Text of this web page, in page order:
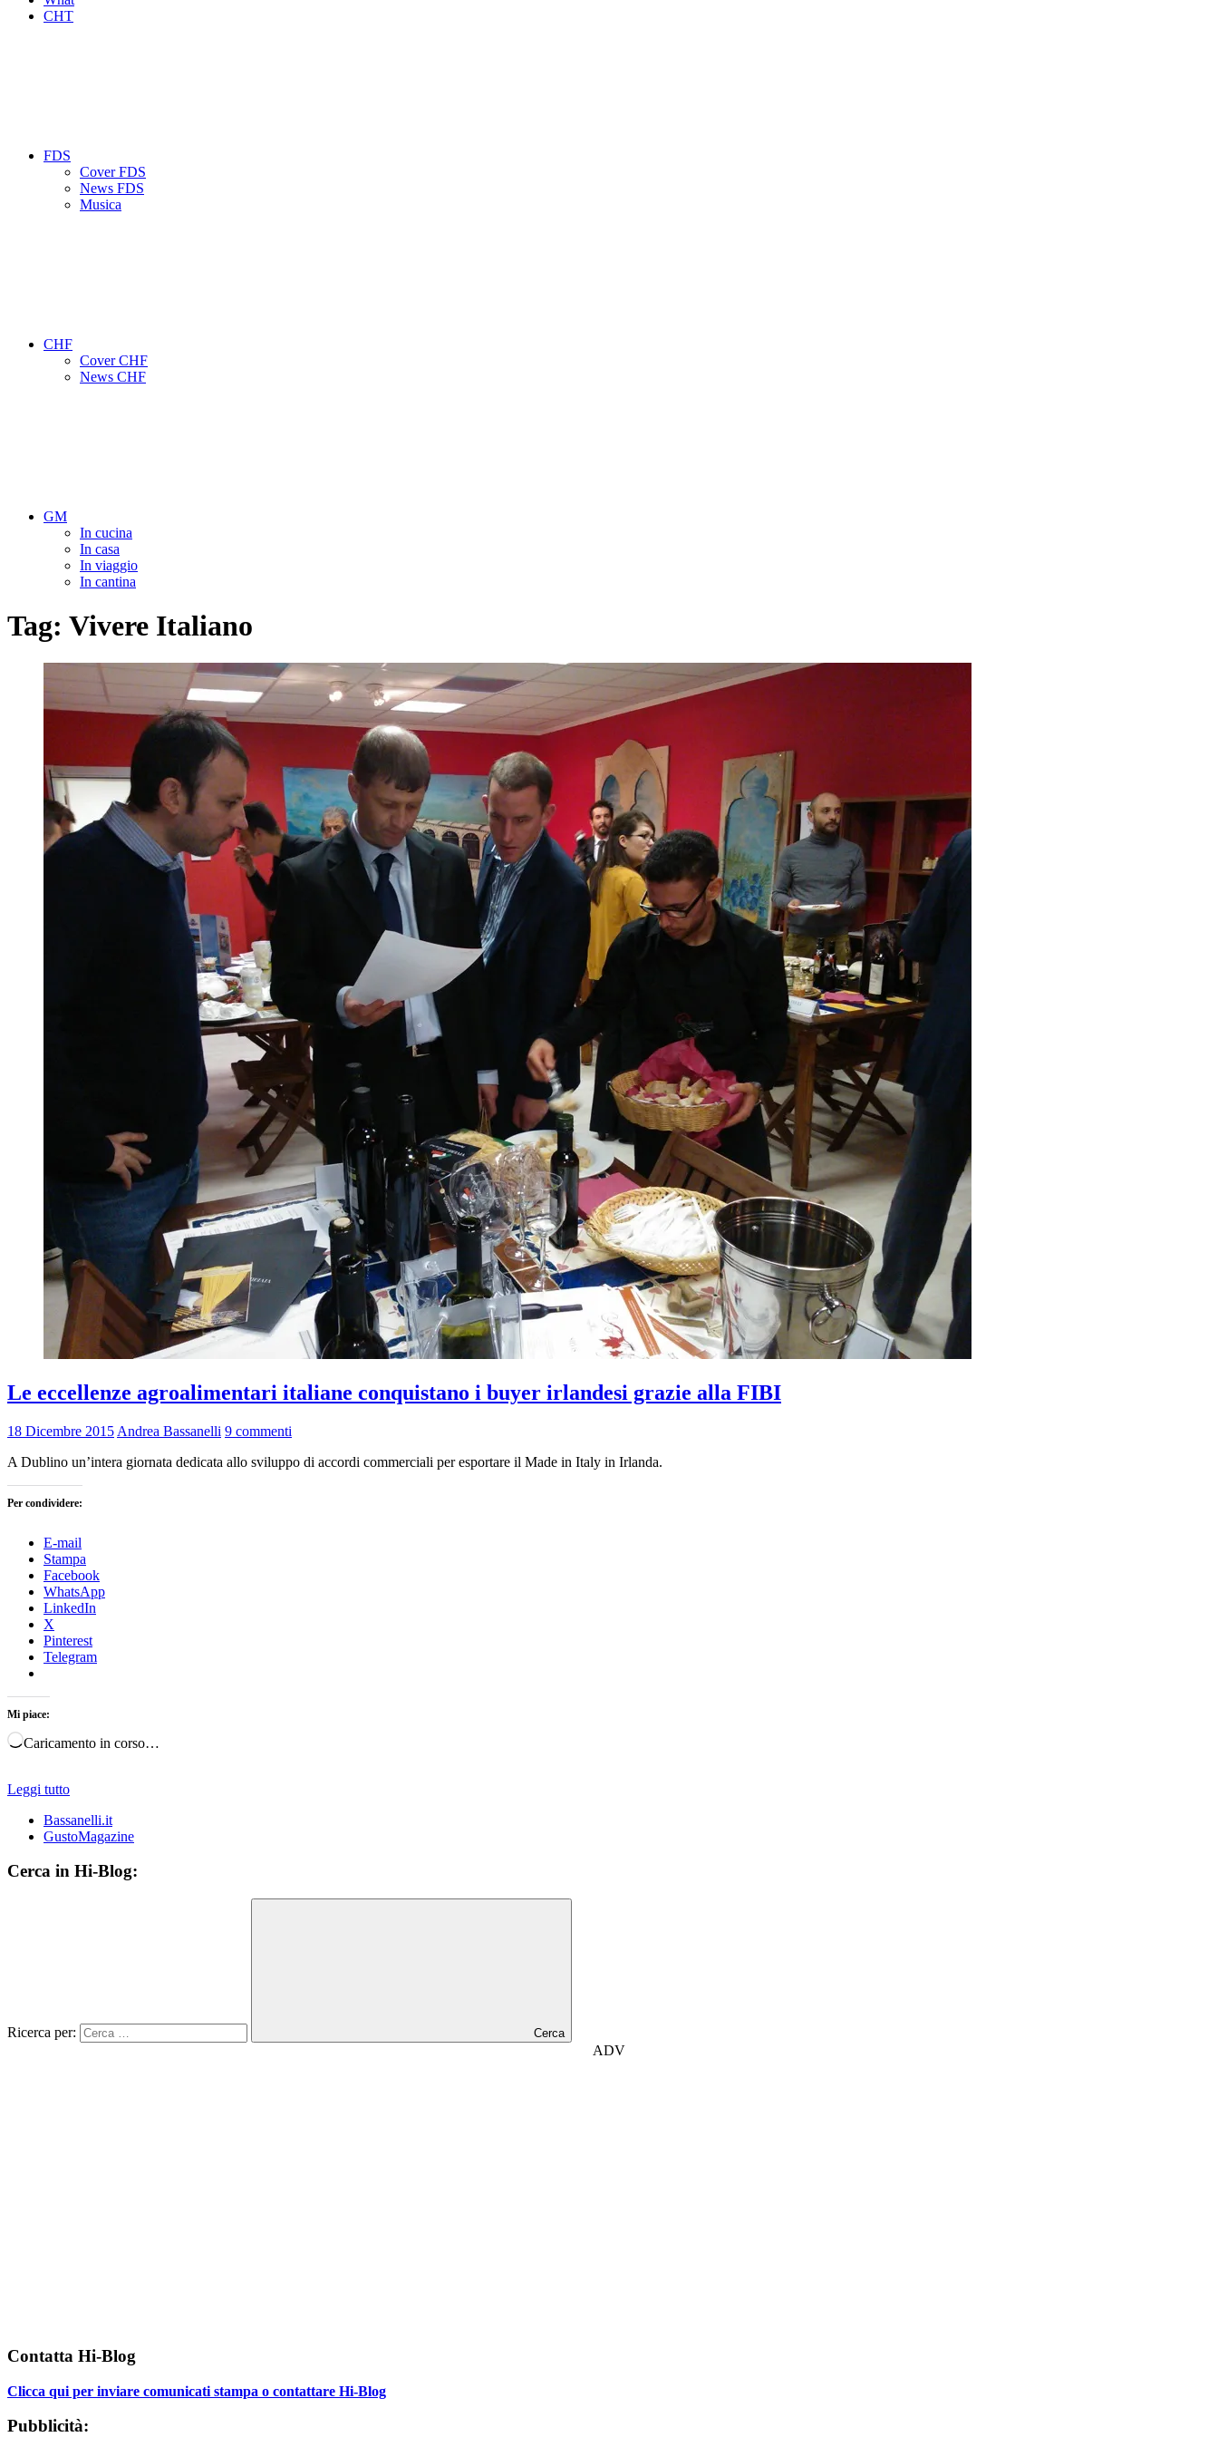
CHT
FDS
Cover FDS
News FDS
Musica
CHF
Cover CHF
News CHF
GM
In cucina
In casa
In viaggio
In cantina
Tag: Vivere Italiano
Le eccellenze agroalimentari italiane conquistano i buyer irlandesi grazie alla FIBI
18 Dicembre 2015 Andrea Bassanelli 9 commenti
A Dublino un’intera giornata dedicata allo sviluppo di accordi commerciali per esportare il Made in Italy in Irlanda.
Per condividere:
E-mail
Stampa
Facebook
WhatsApp
LinkedIn
X
Pinterest
Telegram
Mi piace:
Caricamento in corso…
Leggi tutto
Bassanelli.it
GustoMagazine
Cerca in Hi-Blog:
Ricerca per: Cerca
ADV
Contatta Hi-Blog
Clicca qui per inviare comunicati stampa o contattare Hi-Blog
Pubblicità: